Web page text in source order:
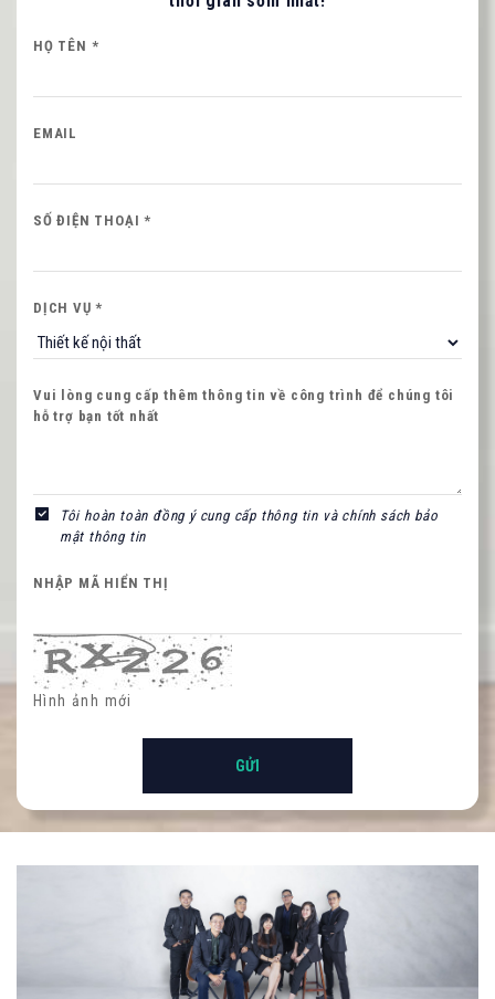
HỌ TÊN *
EMAIL
SỐ ĐIỆN THOẠI *
DỊCH VỤ *
Vui lòng cung cấp thêm thông tin về công trình để chúng tôi
hỗ trợ bạn tốt nhất
Tôi hoàn toàn đồng ý cung cấp thông tin và chính sách bảo
mật thông tin
NHẬP MÃ HIỂN THỊ
Hình ảnh mới
Hình ảnh mới